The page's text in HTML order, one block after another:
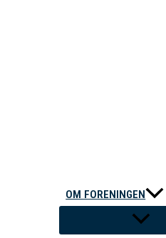
OM FORENINGEN